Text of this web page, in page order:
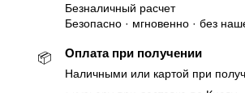
Безналичный расчет
Безопасно · мгновенно · без
📦 Оплата при получении
Наличными или картой при